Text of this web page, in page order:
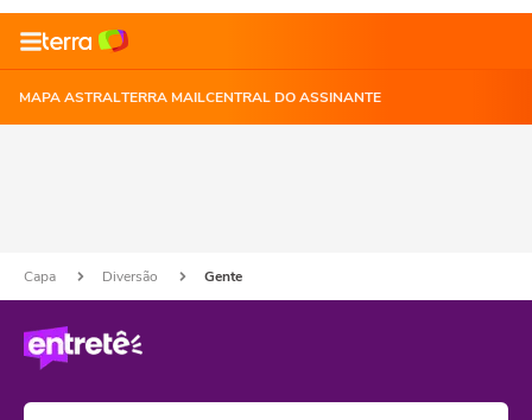
MAPA ASTRALTERRA MAILCENTRAL DO ASSINANTE
Capa Diversão Gente